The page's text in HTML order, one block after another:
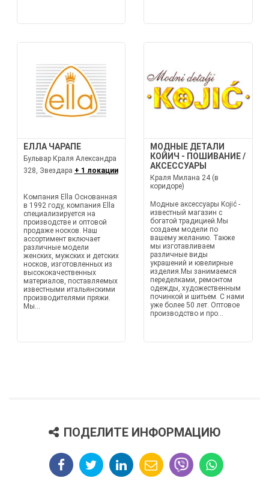
ЕЛЛА ЧАРАПЕ
Бульвар Краля Александра
328, Звездара + 1 локации
Компания Ella Основанная
в 1992 году, компания Ella
специализируется на
производстве и оптовой
продаже носков. Наш
ассортимент включает
различные модели
женских, мужских и детских
носков, изготовленных из
высококачественных
материалов, поставляемых
известными итальянскими
производителями пряжи.
Мы...
МОДНЫЕ ДЕТАЛИ
КОЙИЧ - ПОШИВАНИЕ /
АКСЕССУАРЫ
Краля Милана 24 (в
коридоре)
Модные аксессуары Kojić -
известный магазин с
богатой традицией.Мы
создаем модели по
вашему желанию. Также
мы изготавливаем
различные виды
украшений и ювелирные
изделия.Мы занимаемся
переделками, ремонтом
одежды, художественным
починкой и шитьем. С нами
уже более 50 лет. Оптовое
производство и про...
ПОДЕЛИТЕ ИНФОРМАЦИЮ